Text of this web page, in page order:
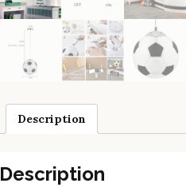
Description
Description